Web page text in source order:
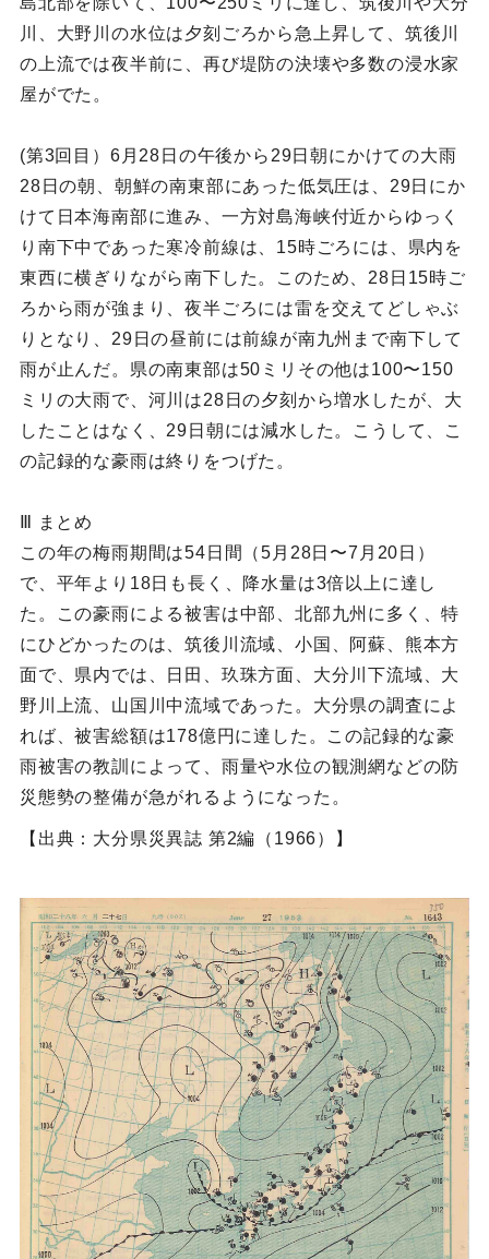
川、大野川の水位は夕刻ごろから急上昇して、筑後川
の上流では夜半前に、再び堤防の決壊や多数の浸水家
屋がでた。
(第3回目）6月28日の午後から29日朝にかけての大雨
28日の朝、朝鮮の南東部にあった低気圧は、29日にか
けて日本海南部に進み、一方対島海峡付近からゆっく
り南下中であった寒冷前線は、15時ごろには、県内を
東西に横ぎりながら南下した。このため、28日15時ご
ろから雨が強まり、夜半ごろには雷を交えてどしゃぶ
りとなり、29日の昼前には前線が南九州まで南下して
雨が止んだ。県の南東部は50ミリその他は100〜150
ミリの大雨で、河川は28日の夕刻から増水したが、大
したことはなく、29日朝には減水した。こうして、こ
の記録的な豪雨は終りをつげた。
Ⅲ まとめ
この年の梅雨期間は54日間（5月28日〜7月20日）
で、平年より18日も長く、降水量は3倍以上に達し
た。この豪雨による被害は中部、北部九州に多く、特
にひどかったのは、筑後川流域、小国、阿蘇、熊本方
面で、県内では、日田、玖珠方面、大分川下流域、大
野川上流、山国川中流域であった。大分県の調査によ
れば、被害総額は178億円に達した。この記録的な豪
雨被害の教訓によって、雨量や水位の観測網などの防
災態勢の整備が急がれるようになった。
【出典：大分県災異誌 第2編（1966）】